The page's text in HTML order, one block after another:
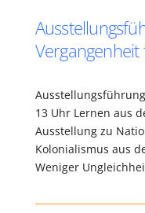
13 Uhr Lernen aus
Ausstellung zu
Kolonialismus aus
Weniger